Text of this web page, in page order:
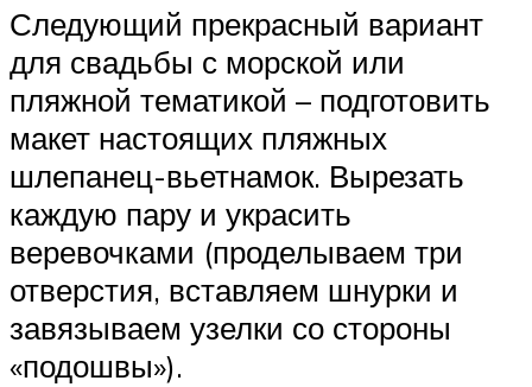
Следующий прекрасный вариант
для свадьбы с морской или
пляжной тематикой – подготовить
макет настоящих пляжных
шлепанец-вьетнамок. Вырезать
каждую пару и украсить
веревочками (проделываем три
отверстия, вставляем шнурки и
завязываем узелки со стороны
«подошвы»).